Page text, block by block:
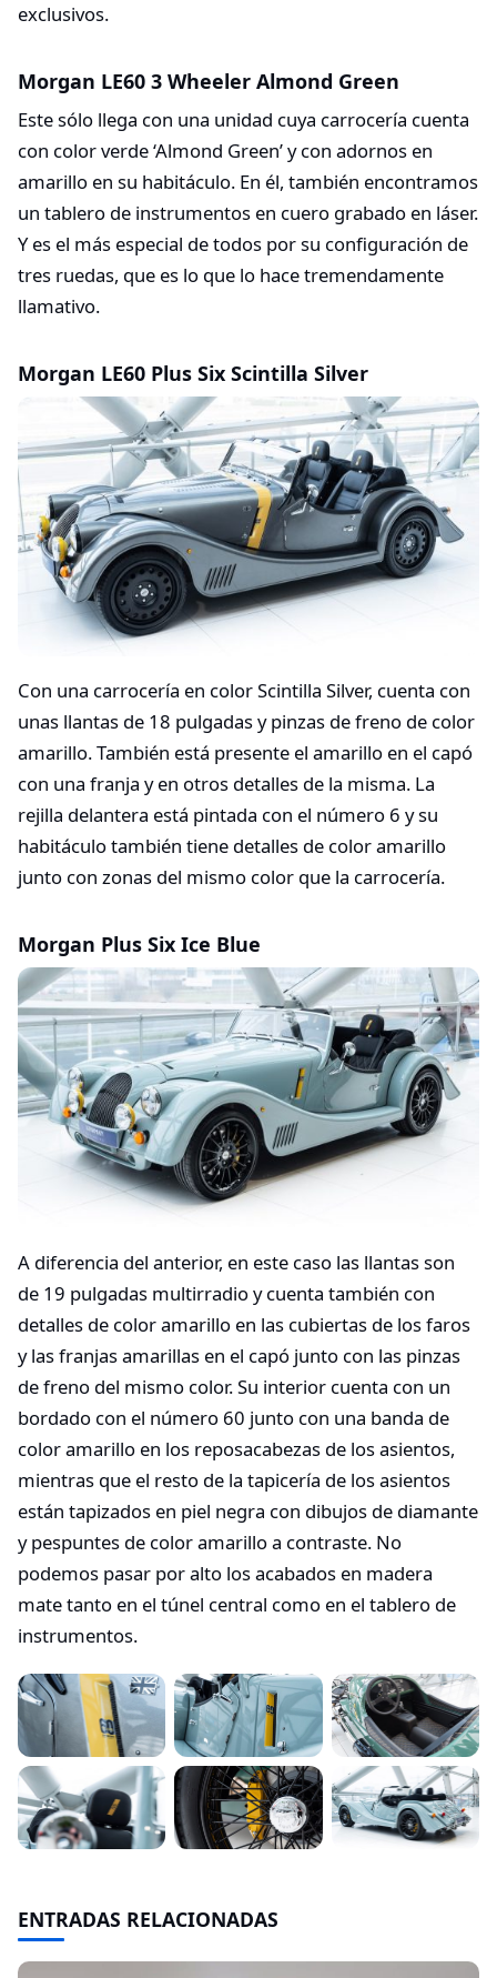
exclusivos.
Morgan LE60 3 Wheeler Almond Green
Este sólo llega con una unidad cuya carrocería cuenta
con color verde ‘Almond Green’ y con adornos en
amarillo en su habitáculo. En él, también encontramos
un tablero de instrumentos en cuero grabado en láser.
Y es el más especial de todos por su configuración de
tres ruedas, que es lo que lo hace tremendamente
llamativo.
Morgan LE60 Plus Six Scintilla Silver
Con una carrocería en color Scintilla Silver, cuenta con
unas llantas de 18 pulgadas y pinzas de freno de color
amarillo. También está presente el amarillo en el capó
con una franja y en otros detalles de la misma. La
rejilla delantera está pintada con el número 6 y su
habitáculo también tiene detalles de color amarillo
junto con zonas del mismo color que la carrocería.
Morgan Plus Six Ice Blue
A diferencia del anterior, en este caso las llantas son
de 19 pulgadas multirradio y cuenta también con
detalles de color amarillo en las cubiertas de los faros
y las franjas amarillas en el capó junto con las pinzas
de freno del mismo color. Su interior cuenta con un
bordado con el número 60 junto con una banda de
color amarillo en los reposacabezas de los asientos,
mientras que el resto de la tapicería de los asientos
están tapizados en piel negra con dibujos de diamante
y pespuntes de color amarillo a contraste. No
podemos pasar por alto los acabados en madera
mate tanto en el túnel central como en el tablero de
instrumentos.
ENTRADAS RELACIONADAS